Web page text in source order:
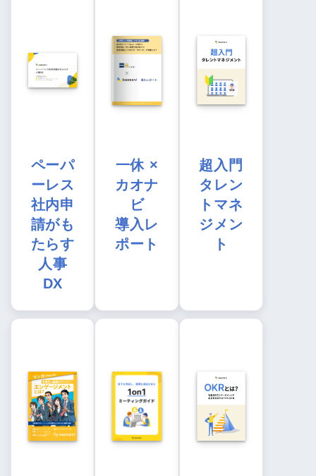
ペーパ
ーレス
社内申
請がも
たらす
人事
DX
一休 ×
カオナ
ビ
導入レ
ポート
超入門
タレン
トマネ
ジメン
ト